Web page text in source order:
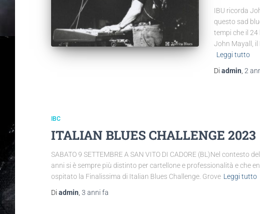
IBU ricorda
questo sad
tempi che il 24
John Mayall, il
Leggi tutto
Di admin 2
IBC
ITALIAN BLUES CHALLENGE 2023
SABATO 9 SETTEMBRE A SAN VITO DI CADORE (BL)Nel contesto
anni si è sempre più distinto per cartellone e professionalità e che
ospitato la Finalissima di Italian Blues Challenge. Grove Leggi tutto
Di admin 3 anni fa